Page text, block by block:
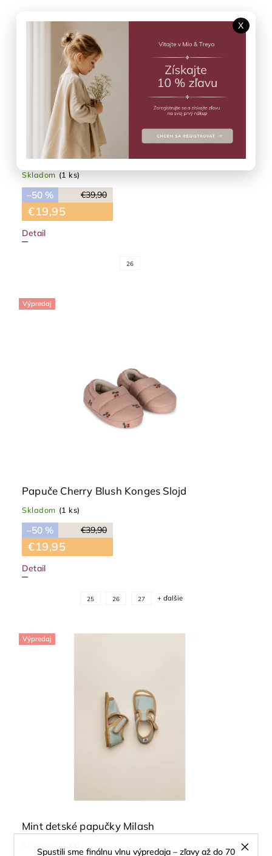
Spustili sme finálnu vlnu výpredaja – zľavy až do 70
Teddy papuče Cream off white Konges Slojd
Skladom (1 ks)
€39,90
–50 %
€19,95
Detail
26
Výpredaj
Papuče Cherry Blush Konges Slojd
Skladom (1 ks)
€39,90
–50 %
€19,95
Detail
25 26 27 + ďalšie
Výpredaj
Mint detské papučky Milash
X